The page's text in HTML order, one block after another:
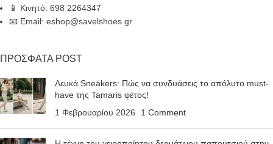
📱 Κινητό: 698 2264347
📧 Email: eshop@savelshoes.gr
ΠΡΟΣΦΑΤΑ POST
Λευκά Sneakers: Πώς να συνδυάσεις το απόλυτο must-
have της Tamaris φέτος!
1 Φεβρουαρίου 2026
1 Comment